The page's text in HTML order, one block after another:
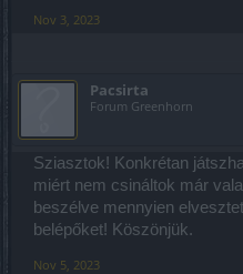
Nov 3, 2023
Pacsirta
Forum Greenhorn
Sziasztok! Konkrétan
miért nem csináltok már
beszélve mennyien
belépőket! Köszönjük.
Nov 5, 2023